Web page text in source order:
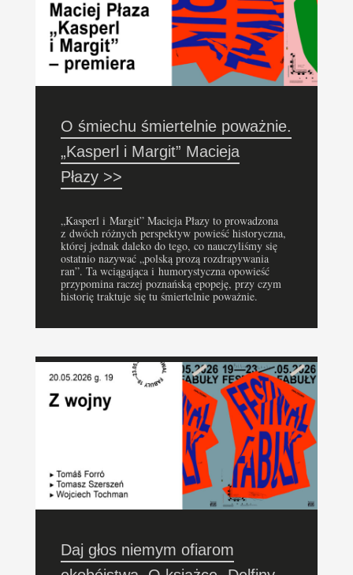
O śmiechu śmiertelnie poważnie.
„Kasperl i Margit” Macieja
Płazy >>
„Kasperl i Margit” Macieja Płazy to prowadzona
z dwóch różnych perspektyw powieść historyczna,
której jednak daleko do tego, co nauczyliśmy się
ostatnio nazywać „polską prozą rozdrapywania
ran”. Ta wciągająca i humorystyczna opowieść
przypomina raczej poznańską epopeję, przy czym
historię traktuje się tu śmiertelnie poważnie.
Daj głos niemym ofiarom